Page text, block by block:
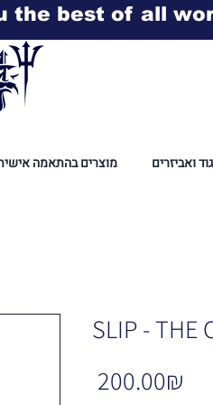
the best of all
ואביזרים מוצרים בהתאמה
SLIP - THE
‏200.00 ‏₪